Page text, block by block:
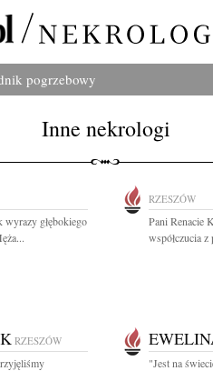
pogrzebowy
Inne nekrologi
głębokiego
RZESZÓW
Pani Renacie
współczucia
RZESZÓW
"Jest na